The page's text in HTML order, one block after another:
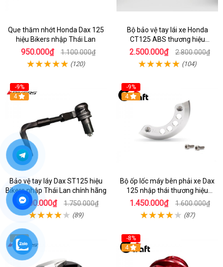
Que thăm nhớt Honda Dax 125
hiệu Bikers nhập Thái Lan
950.000₫ 1.100.000₫
(120)
Bộ bảo vệ tay lái xe Honda
CT125 ABS thương hiệu
Barkbuster màu đỏ
2.500.000₫ 2.800.000₫
(104)
-9%
4
Bảo vệ tay láy Dax ST125 hiệu
Bikers nhập Thái Lan chính hãng
1.600.000₫ 1.750.000₫
(89)
-9%
4
Bộ ốp lốc máy bên phải xe Dax
125 nhập thái thương hiệu
Gcraft
1.450.000₫ 1.600.000₫
(87)
4
-8%
4